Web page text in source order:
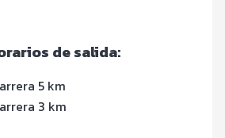
de salida:
5 km
3 km